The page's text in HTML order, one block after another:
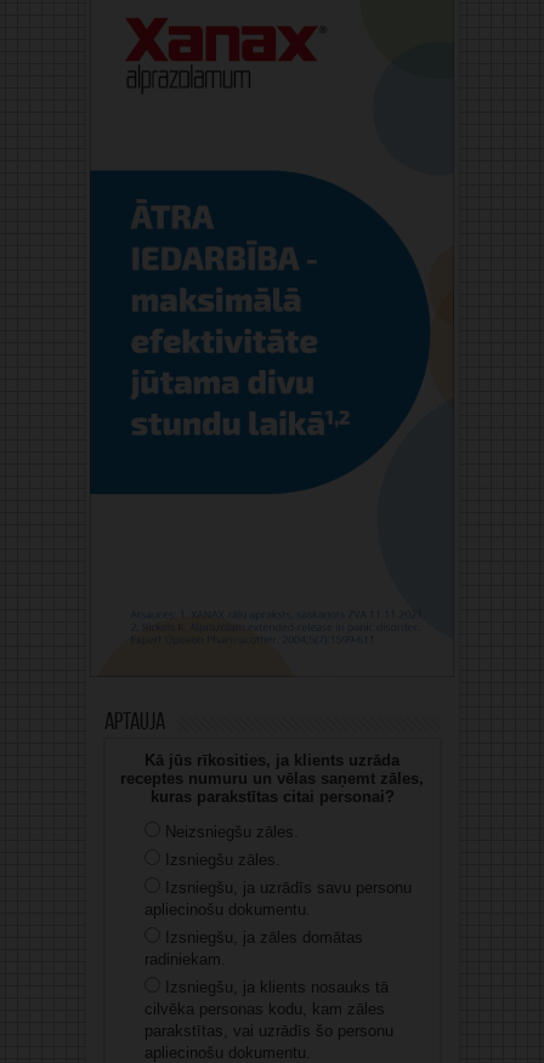
Aptauja
Kā jūs rīkosities, ja klients uzrāda
receptes numuru un vēlas saņemt zāles,
kuras parakstītas citai personai?
Neizsniegšu zāles.
Izsniegšu zāles.
Izsniegšu, ja uzrādīs savu personu
apliecinošu dokumentu.
Izsniegšu, ja zāles domātas
radiniekam.
Izsniegšu, ja klients nosauks tā
cilvēka personas kodu, kam zāles
parakstītas, vai uzrādīs šo personu
apliecinošu dokumentu.